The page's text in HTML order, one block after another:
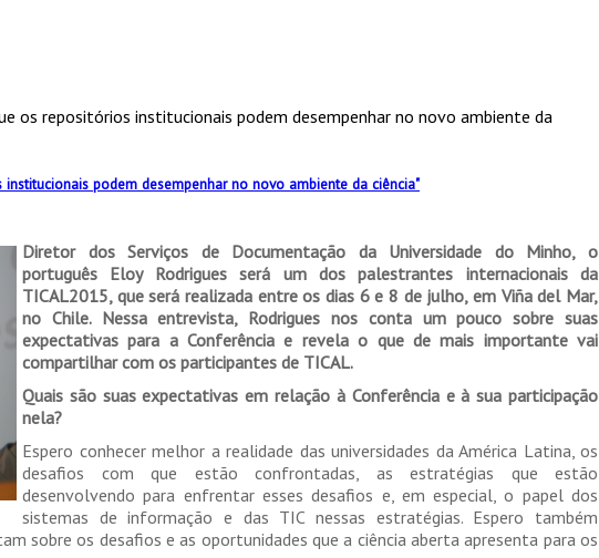
os repositórios institucionais podem desempenhar no novo ambiente da
podem desempenhar no novo ambiente da ciência"
Diretor dos Serviços de Documentação da Universidade do Minho, o
português Eloy Rodrigues será um dos palestrantes internacionais da
TICAL2015, que será realizada entre os dias 6 e 8 de julho, em Viña del Mar,
no Chile. Nessa entrevista, Rodrigues nos conta um pouco sobre suas
expectativas para a Conferência e revela o que de mais importante vai
compartilhar com os participantes de TICAL.
Quais são suas expectativas em relação à Conferência e à sua participação
nela?
Espero conhecer melhor a realidade das universidades da América Latina, os
desafios com que estão confrontadas, as estratégias que estão
desenvolvendo para enfrentar esses desafios e, em especial, o papel dos
sistemas de informação e das TIC nessas estratégias. Espero também
sobre os desafios e as oportunidades que a ciência aberta apresenta para os